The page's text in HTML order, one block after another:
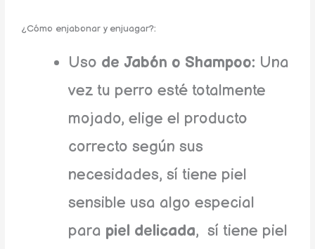
¿Cómo enjabonar y enjuagar?:
Uso de Jabón o Shampoo: Una
vez tu perro esté totalmente
mojado, elige el producto
correcto según sus
necesidades, sí tiene piel
sensible usa algo especial
para piel delicada, sí tiene piel